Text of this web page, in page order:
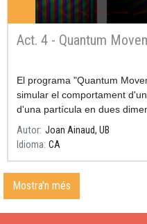
Act. 4 - Quantum
Resum
El programa "Quantum
simular el comportament
d'una partícula en dues
Autor Joan Ainaud, UB
Idioma CA
Mostra'n més